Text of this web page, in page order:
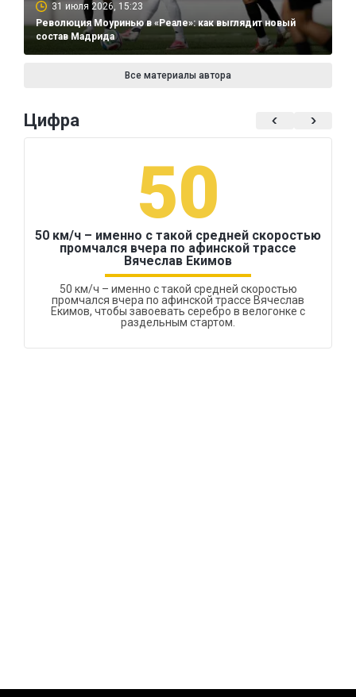
31 июля 2026, 15:23
Революция Моуринью в «Реале»: как выглядит новый
состав Мадрида
Все материалы автора
Цифра
50
50 км/ч – именно с такой средней скоростью
промчался вчера по афинской трассе
Вячеслав Екимов
50 км/ч – именно с такой средней скоростью
промчался вчера по афинской трассе Вячеслав
Екимов, чтобы завоевать серебро в велогонке с
раздельным стартом.